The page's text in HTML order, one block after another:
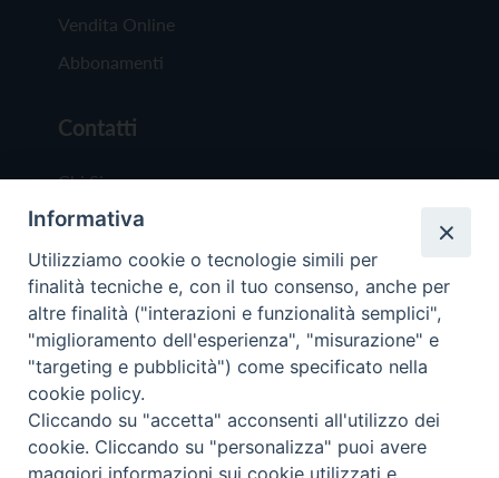
Vendita Online
Abbonamenti
Contatti
Chi Siamo
Redazione
Scrivici
Copyright © 2019 - Tutti i diritti riservati - Vita
Trentina Editrice
Informativa
Utilizziamo cookie o tecnologie simili per
finalità tecniche e, con il tuo consenso, anche per
altre finalità ("interazioni e funzionalità semplici",
"miglioramento dell'esperienza", "misurazione" e
"targeting e pubblicità") come specificato nella
cookie policy.
Cliccando su "accetta" acconsenti all'utilizzo dei
cookie. Cliccando su "personalizza" puoi avere